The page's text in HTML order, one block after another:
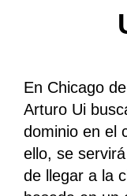
En Chicago
Arturo Ui
dominio en el
ello, se
de llegar a la